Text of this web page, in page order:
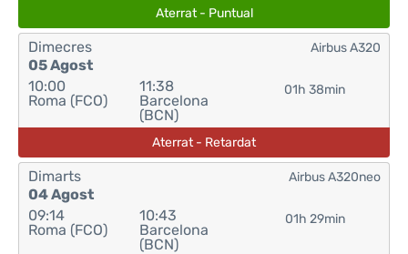
Aterrat - Puntual
Dimecres
05 Agost
10:00
Roma (FCO)
11:38
Barcelona
(BCN)
01h 38min
Airbus A320
Aterrat - Retardat
Dimarts
04 Agost
09:14
Roma (FCO)
10:43
Barcelona
(BCN)
01h 29min
Airbus A320neo